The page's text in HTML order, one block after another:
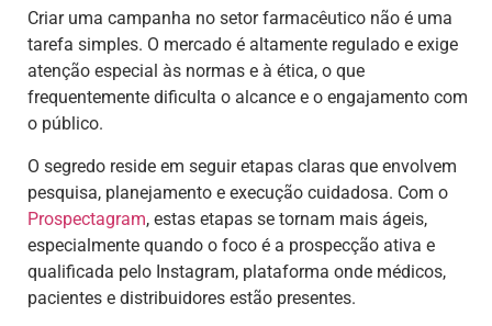
Criar uma campanha no setor farmacêutico não é uma
tarefa simples. O mercado é altamente regulado e exige
atenção especial às normas e à ética, o que
frequentemente dificulta o alcance e o engajamento com
o público.
O segredo reside em seguir etapas claras que envolvem
pesquisa, planejamento e execução cuidadosa. Com o
Prospectagram, estas etapas se tornam mais ágeis,
especialmente quando o foco é a prospecção ativa e
qualificada pelo Instagram, plataforma onde médicos,
pacientes e distribuidores estão presentes.